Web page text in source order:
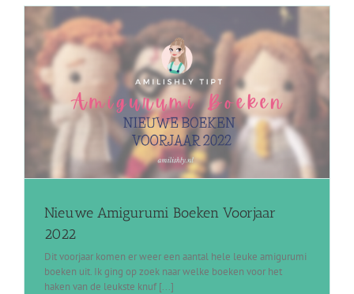
Nieuwe Amigurumi Boeken Voorjaar
2022
Dit voorjaar komen er weer een aantal hele leuke amigurumi
boeken uit. Ik ging op zoek naar welke boeken voor het
haken van de leukste knuf [...]